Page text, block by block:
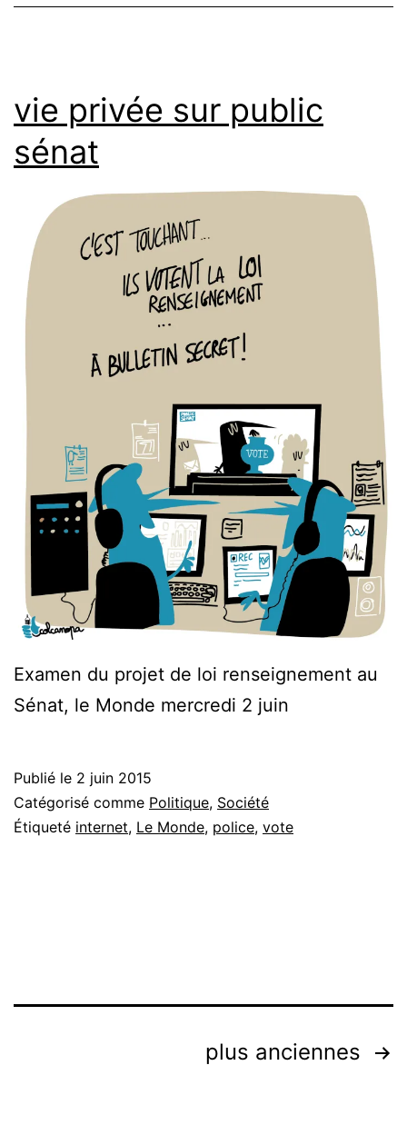
vie privée sur public
sénat
Examen du projet de loi renseignement au
Sénat, le Monde mercredi 2 juin
Publié le 2 juin 2015
Catégorisé comme Politique, Société
Étiqueté internet, Le Monde, police, vote
plus anciennes